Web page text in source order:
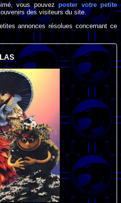
vous pouvezposter votre petite
des visiteurs du site.
annonces résolues concernant ce